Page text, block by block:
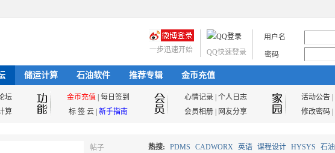
用户名
密码
QQ快速登录
一步迅速开始
储运计算 石油软件 推荐专辑 金币充值
坛 金币充值 每日签到 心情记录 个人日志 活动公告|
算 标 签 云 新手指南 会员相册 网友分享 修改密码|
帖子 热搜: PDMS CADWORX 英语 课程设计 HYSYS 石